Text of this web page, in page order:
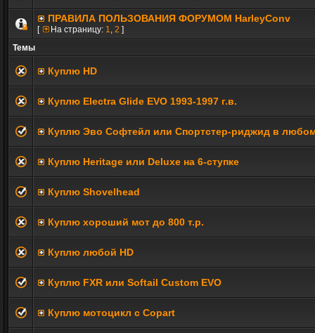
ПРАВИЛА ПОЛЬЗОВАНИЯ ФОРУМОМ HarleyConv
[ На страницу: 1, 2 ]
Темы
Куплю HD
Куплю Electra Glide EVO 1993-1997 г.в.
Куплю Эво Софтейл или Спортстер-риджид в
Куплю Heritage или Deluxe на 6-ступке
Куплю Shovelhead
Куплю хороший мот до 800 т.р.
Куплю любой HD
Куплю FXR или Softail Custom EVO
Куплю мотоцикл с Copart